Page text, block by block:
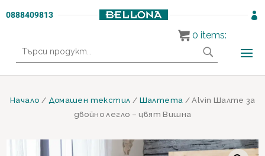
0888409813 
за:
Начало / Домашен текстил / Шалтета / Alvin Шалте за
двойно легло – цвят Вишна
0 items: